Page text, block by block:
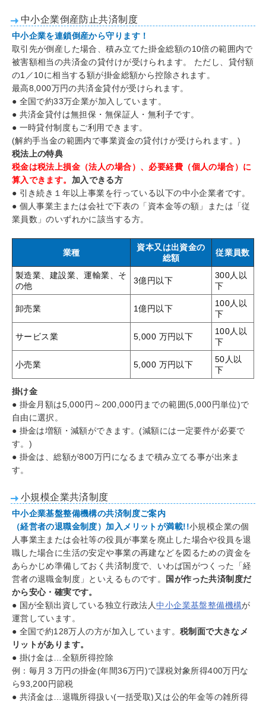
中小企業倒産防止共済制度
中小企業を連鎖倒産から守ります！
取引先が倒産した場合、積み立てた掛金総額の10倍の範囲内で
被害額相当の共済金の貸付けが受けられます。 ただし、貸付額
の1／10に相当する額が掛金総額から控除されます。
最高8,000万円の共済金貸付が受けられます。
● 全国で約33万企業が加入しています。
● 共済金貸付は無担保・無保証人・無利子です。
● 一時貸付制度もご利用できます。
(解約手当金の範囲内で事業資金の貸付けが受けられます。)
税法上の特典
税金は税法上損金（法人の場合）、必要経費（個人の場合）に
算入できます。 加入できる方
● 引き続き１年以上事業を行っている以下の中小企業者です。
● 個人事業主または会社で下表の「資本金等の額」または「従
業員数」のいずれかに該当する方。
業種
資本又は出資金の
総額
従業員数
製造業、建設業、運輸業、そ
の他
3億円以下
300人以
下
卸売業 1億円以下
100人以
下
サービス業 5,000 万円以下
100人以
下
小売業 5,000 万円以下
50人以
下
掛け金
● 掛金月額は5,000円～200,000円までの範囲(5,000円単位)で
自由に選択。
● 掛金は増額・減額ができます。(減額には一定要件が必要で
す。)
● 掛金は、総額が800万円になるまで積み立てる事が出来ま
す。
小規模企業共済制度
中小企業基盤整備機構の共済制度ご案内
（経営者の退職金制度）加入メリットが満載!!小規模企業の個
人事業主または会社等の役員が事業を廃止した場合や役員を退
職した場合に生活の安定や事業の再建などを図るための資金を
あらかじめ準備しておく共済制度で、いわば国がつくった「経
営者の退職金制度」といえるものです。
国が作った共済制度だ
から安心・確実です。
● 国が全額出資している独立行政法人中小企業基盤整備機構が
運営しています。
● 全国で約128万人の方が加入しています。 税制面で大きなメ
リットがあります。
● 掛け金は…全額所得控除
例：毎月３万円の掛金(年間36万円)で課税対象所得400万円な
ら93,200円節税
● 共済金は…退職所得扱い(一括受取)又は公的年金等の雑所得